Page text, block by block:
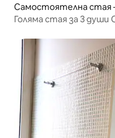
Самостоятелна стая